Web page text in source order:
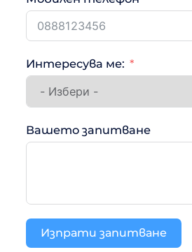
Интересува ме:
Вашето запитване
Изпрати запитване